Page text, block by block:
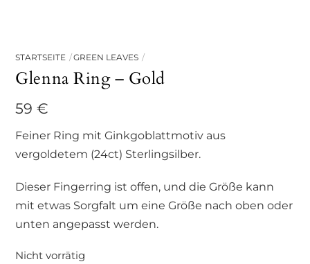
STARTSEITE GREEN LEAVES
Glenna Ring – Gold
59€
Feiner Ring mit Ginkgoblattmotiv aus
vergoldetem (24ct) Sterlingsilber.
Dieser Fingerring ist offen, und die Größe kann
mit etwas Sorgfalt um eine Größe nach oben oder
unten angepasst werden.
Nicht vorrätig